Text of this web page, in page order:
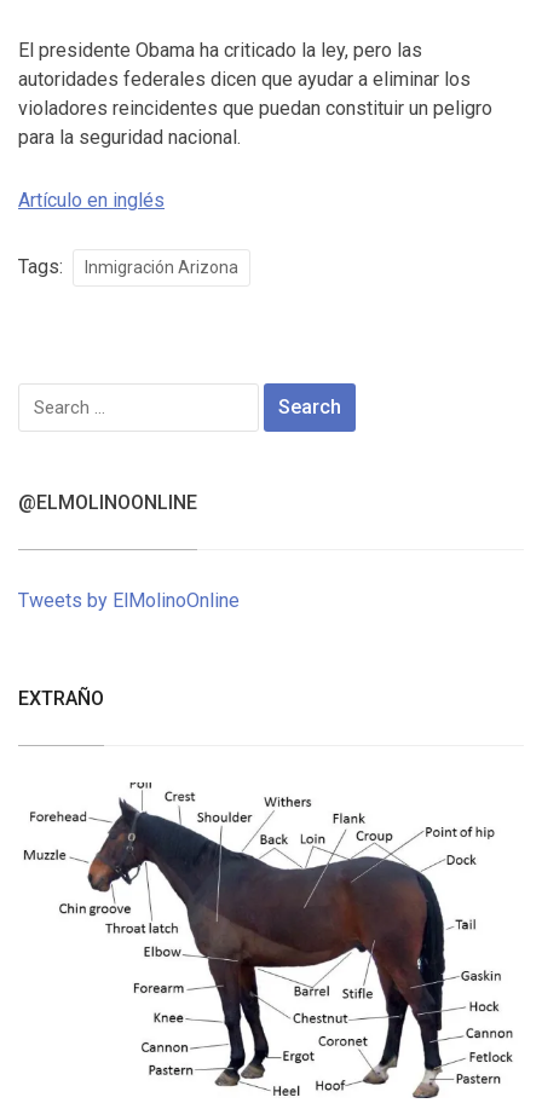
El presidente Obama ha criticado la ley, pero las
autoridades federales dicen que ayudar a eliminar los
violadores reincidentes que puedan constituir un peligro
para la seguridad nacional.
Artículo en inglés
Tags: Inmigración Arizona
Search
for:
@ELMOLINOONLINE
Tweets by ElMolinoOnline
EXTRAÑO